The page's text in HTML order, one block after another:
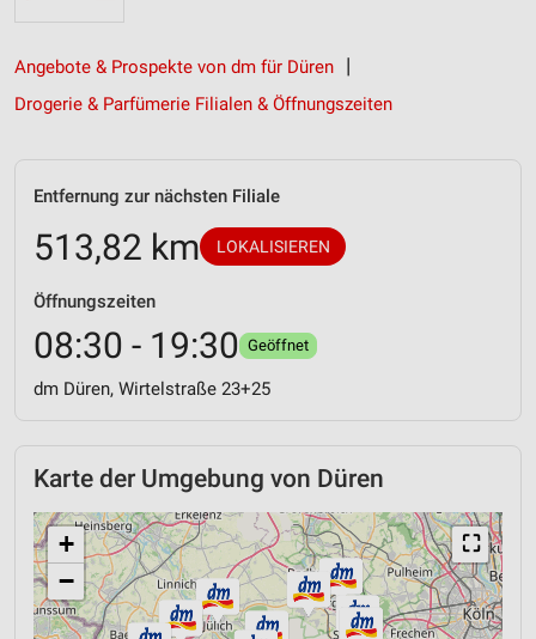
Angebote & Prospekte von dm für Düren
Drogerie & Parfümerie Filialen & Öffnungszeiten
Entfernung zur nächsten Filiale
513,82 km LOKALISIEREN
Öffnungszeiten
08:30 - 19:30 Geöffnet
dm Düren, Wirtelstraße 23+25
Karte der Umgebung von Düren
⛶
+
−